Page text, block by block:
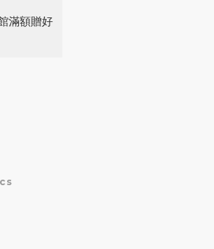
滿額贈好